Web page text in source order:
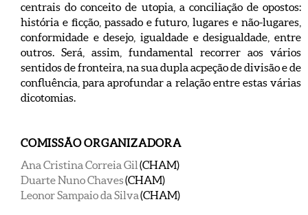
centrais do conceito de utopia, a conciliação de opostos:
história e ficção, passado e futuro, lugares e não-lugares,
conformidade e desejo, igualdade e desigualdade, entre
outros. Será, assim, fundamental recorrer aos vários
sentidos de fronteira, na sua dupla acpeção de divisão e de
confluência, para aprofundar a relação entre estas várias
dicotomias.
COMISSÃO ORGANIZADORA
Ana Cristina Correia Gil(CHAM)
Duarte Nuno Chaves(CHAM)
Leonor Sampaio da Silva(CHAM)